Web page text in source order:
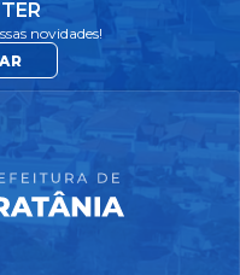
novidades!